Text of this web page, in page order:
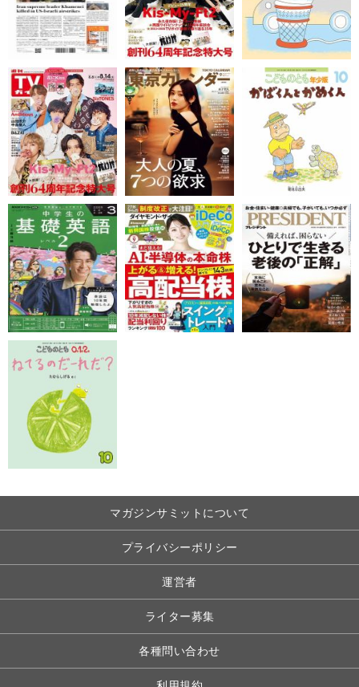
マガジンサミットについて
プライバシーポリシー
運営者
ライター募集
各種問い合わせ